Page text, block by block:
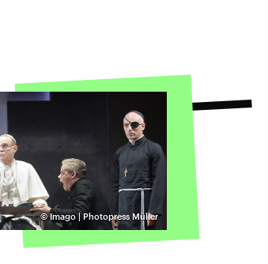
©Imago | Photopress Müller